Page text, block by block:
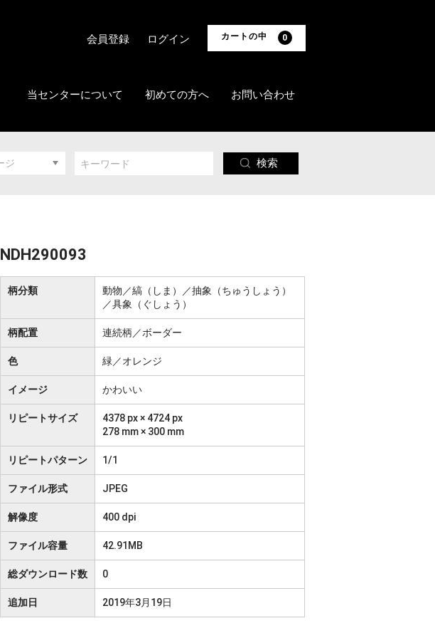
当センターについて 初めての方へ お問い合わせ
カートの中 0
会員登録 ログイン
検索
NDH290093
柄分類
動物／縞（しま）／抽象（ちゅうしょう）
／具象（ぐしょう）
柄配置 連続柄／ボーダー
色 緑／オレンジ
イメージ かわいい
リピートサイズ
4378 px × 4724 px
278 mm × 300 mm
リピートパターン 1/1
ファイル形式 JPEG
解像度 400 dpi
ファイル容量 42.91MB
総ダウンロード数 0
追加日 2019年3月19日